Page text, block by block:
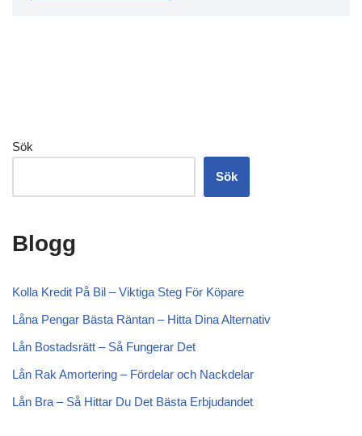
Sök
Sök
Blogg
Kolla Kredit På Bil – Viktiga Steg För Köpare
Låna Pengar Bästa Räntan – Hitta Dina Alternativ
Lån Bostadsrätt – Så Fungerar Det
Lån Rak Amortering – Fördelar och Nackdelar
Lån Bra – Så Hittar Du Det Bästa Erbjudandet